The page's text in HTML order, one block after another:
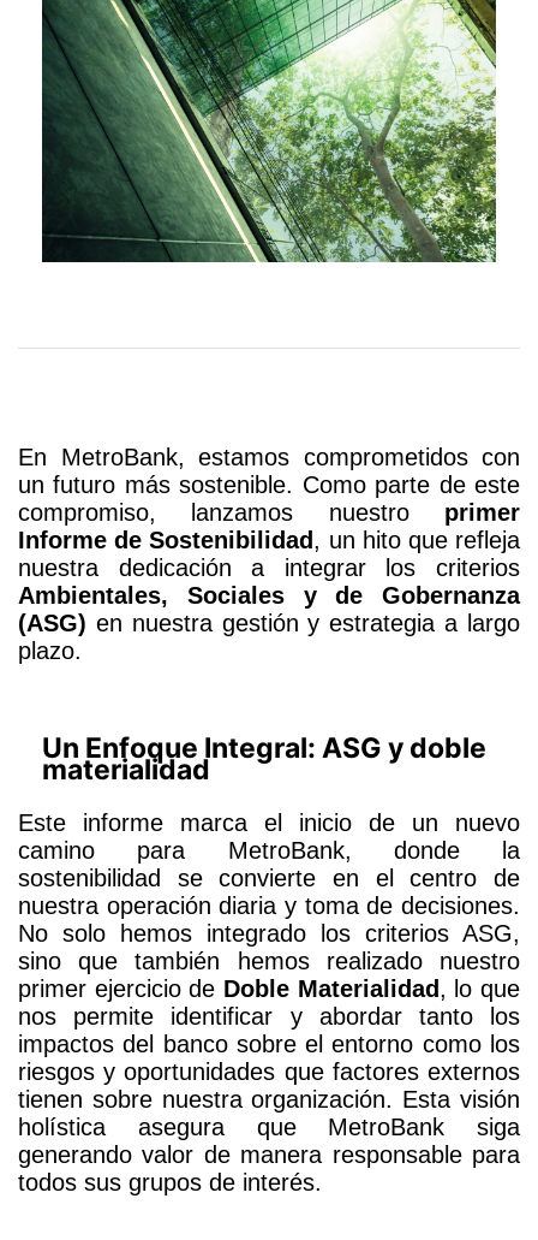
hacia
una
Gestión
Responsable
En MetroBank, estamos comprometidos con
un futuro más sostenible. Como parte de este
compromiso, lanzamos nuestro primer
Informe de Sostenibilidad, un hito que refleja
nuestra dedicación a integrar los criterios
Ambientales, Sociales y de Gobernanza
(ASG) en nuestra gestión y estrategia a largo
plazo.
Un Enfoque Integral: ASG y doble
materialidad
Este informe marca el inicio de un nuevo
camino para MetroBank, donde la
sostenibilidad se convierte en el centro de
nuestra operación diaria y toma de decisiones.
No solo hemos integrado los criterios ASG,
sino que también hemos realizado nuestro
primer ejercicio de Doble Materialidad, lo que
nos permite identificar y abordar tanto los
impactos del banco sobre el entorno como los
riesgos y oportunidades que factores externos
tienen sobre nuestra organización. Esta visión
holística asegura que MetroBank siga
generando valor de manera responsable para
todos sus grupos de interés.